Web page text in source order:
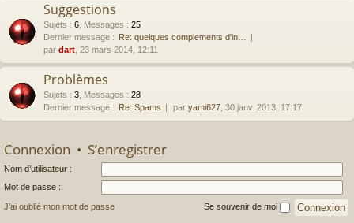
Suggestions
Sujets : 6 Messages : 25
Dernier message : Re: quelques complements d'in…
par dart , 23 mars 2014, 12:11
Problèmes
Sujets : 3 Messages : 28
Dernier message : Re: Spams par yami627 , 30 janv. 2013, 17:17
Connexion • S’enregistrer
Nom d’utilisateur :
Mot de passe :
J’ai oublié mon mot de passe Se souvenir de moi